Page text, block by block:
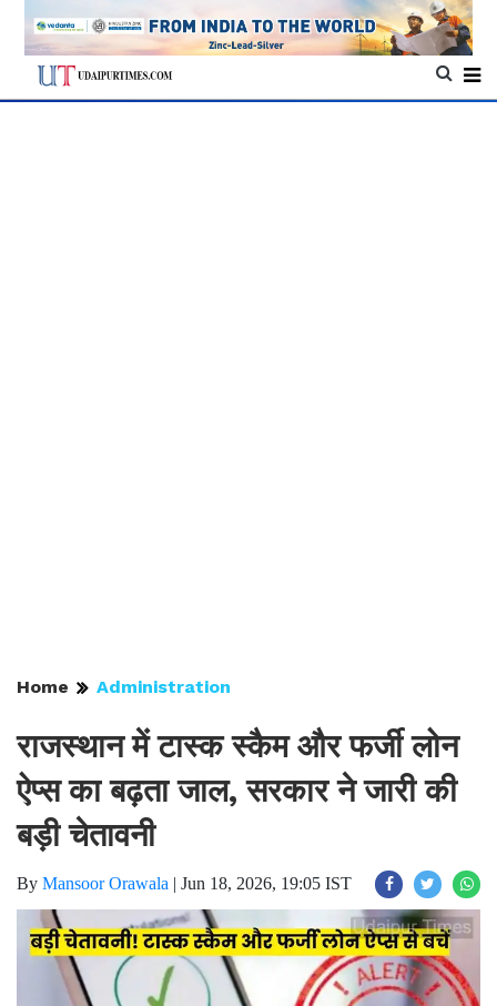
Home Administration
राजस्थान में टास्क स्कैम और फर्जी लोन
ऐप्स का बढ़ता जाल, सरकार ने जारी की
बड़ी चेतावनी
By Mansoor Orawala | Jun 18, 2026, 19:05 IST